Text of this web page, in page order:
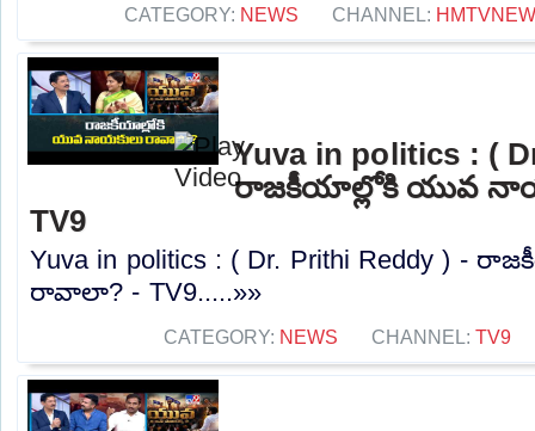
CATEGORY: NEWS CHANNEL:
Yuva in politics : (
రాజకీయాల్లోకి యువ
TV9
Yuva in politics : ( Dr. Prithi Reddy ) -
రావాలా? - TV9.....»»
CATEGORY: NEWS CHANNEL: TV9